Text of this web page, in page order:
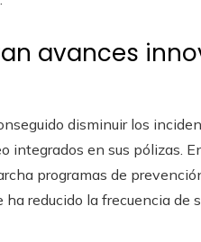
avances
disminuir los
integrados en sus pólizas.
programas de
reducido la frecuencia de